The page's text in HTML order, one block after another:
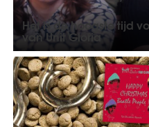
Het is de hoogste tijd
van Unit Gloria